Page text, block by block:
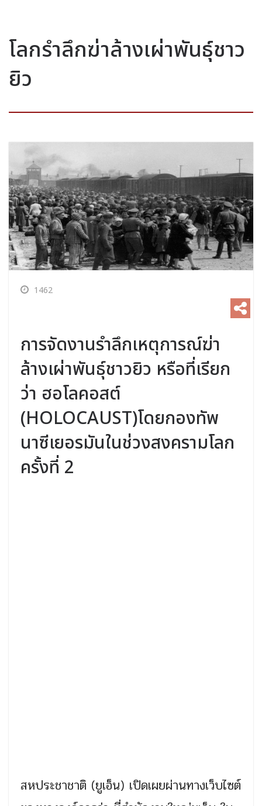
โลกรำลึกฆ่าล้างเผ่าพันธุ์ชาว
ยิว
1462
การจัดงานรำลึกเหตุการณ์ฆ่า
ล้างเผ่าพันธุ์ชาวยิว หรือที่เรียก
ว่า ฮอโลคอสต์
(HOLOCAUST)โดยกองทัพ
นาซีเยอรมันในช่วงสงครามโลก
ครั้งที่ 2
สหประชาชาติ (ยูเอ็น) เปิดเผยผ่านทางเว็บไซต์